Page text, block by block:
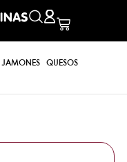
JAMONES QUESOS